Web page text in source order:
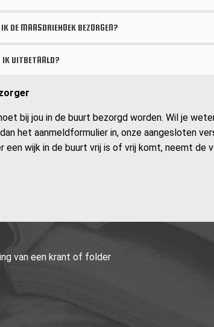
DE MAASDRIEHOEK BEZORGEN?
IK UITBETAALD?
bij jou in de buurt bezorgd worden. Wil je
het aanmeldformulier in, onze aangesloten
een wijk in de buurt vrij is of vrij komt, neemt
van een krant of folder